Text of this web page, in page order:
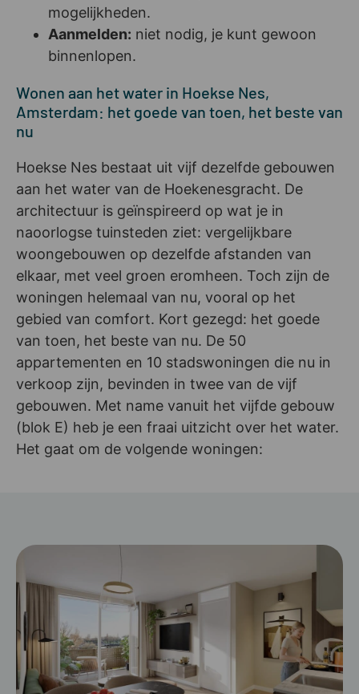
mogelijkheden.
Aanmelden: niet nodig, je kunt gewoon
binnenlopen.
Wonen aan het water in Hoekse Nes,
Amsterdam: het goede van toen, het beste van
nu
Hoekse Nes bestaat uit vijf dezelfde gebouwen
aan het water van de Hoekenesgracht. De
architectuur is geïnspireerd op wat je in
naoorlogse tuinsteden ziet: vergelijkbare
woongebouwen op dezelfde afstanden van
elkaar, met veel groen eromheen. Toch zijn de
woningen helemaal van nu, vooral op het
gebied van comfort. Kort gezegd: het goede
van toen, het beste van nu. De 50
appartementen en 10 stadswoningen die nu in
verkoop zijn, bevinden in twee van de vijf
gebouwen. Met name vanuit het vijfde gebouw
(blok E) heb je een fraai uitzicht over het water.
Het gaat om de volgende woningen: